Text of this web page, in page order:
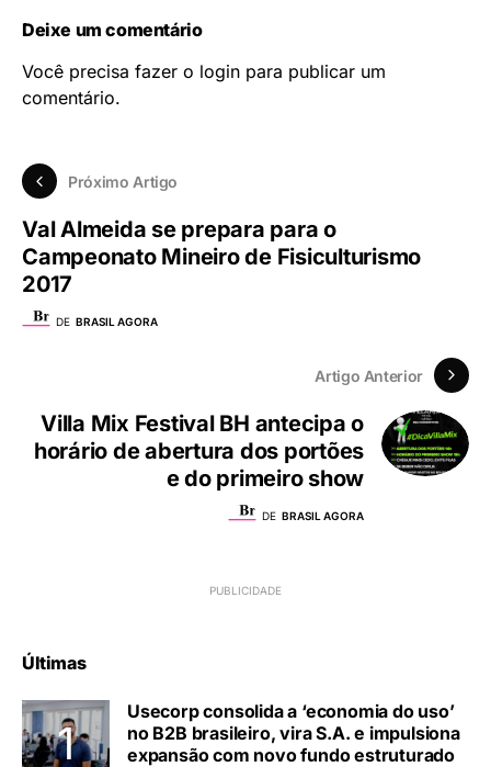
Deixe um comentário
Você precisa fazer o login para publicar um
comentário.
Próximo Artigo
Val Almeida se prepara para o
Campeonato Mineiro de Fisiculturismo
2017
DE BRASIL AGORA
Artigo Anterior
Villa Mix Festival BH antecipa o
horário de abertura dos portões
e do primeiro show
DE BRASIL AGORA
Últimas
Usecorp consolida a ‘economia do uso’
no B2B brasileiro, vira S.A. e impulsiona
expansão com novo fundo estruturado